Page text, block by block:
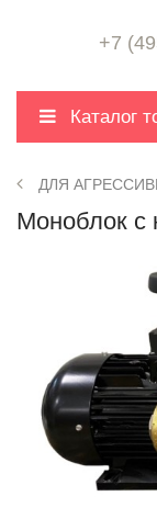
+7
Каталог
ДЛЯ
Моноблок с